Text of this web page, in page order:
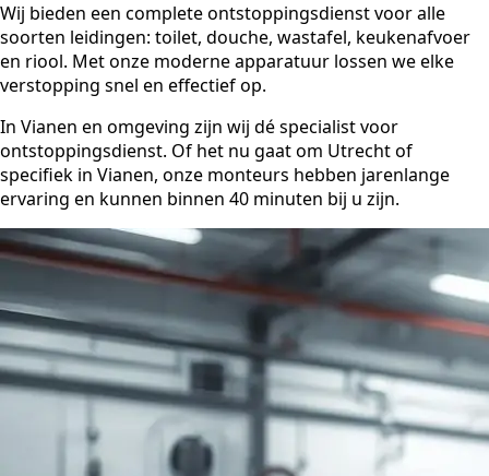
Wij bieden een complete ontstoppingsdienst voor alle
soorten leidingen: toilet, douche, wastafel, keukenafvoer
en riool. Met onze moderne apparatuur lossen we elke
verstopping snel en effectief op.
In Vianen en omgeving zijn wij dé specialist voor
ontstoppingsdienst. Of het nu gaat om Utrecht of
specifiek in Vianen, onze monteurs hebben jarenlange
ervaring en kunnen binnen 40 minuten bij u zijn.